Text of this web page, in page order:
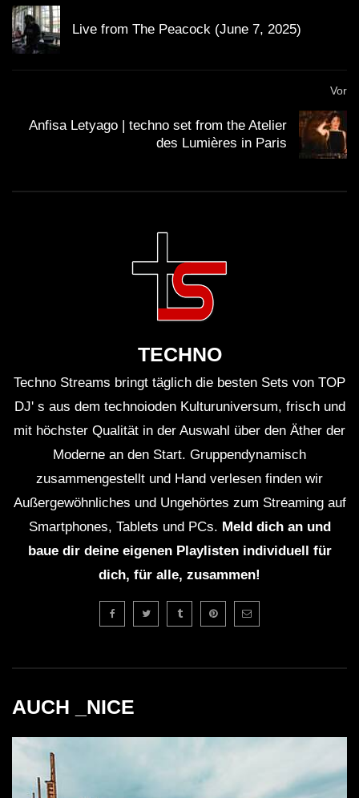
Rebekah ist bekannt für ihre fesselnden Live-
Sets und ihren einzigartigen Stil, der Elemente
Wie war die Atmosphäre während des Streams?
Die Atmosphäre war elektrisierend, unterstützt
durch die beeindruckende Location im Alten
Wie kann ich das Konzert nachträglich
Die Aufzeichnung des Streams ist in der Regel
auf der Webseite von Arte Concert oder auf
Plattformen wie YouTube verfügbar.
Welchen Einfluss hat “United We Stream” auf
der Clubkultur?
Das Projekt hat es ermöglicht, Künstler und
Clubs in der Pandemie zu unterstützen und
der Musikbranche?
Live-Streaming eröffnet neue Möglichkeiten für
Künstler, mit ihrem Publikum in Kontakt zu treten
und ihre Musik einer globalen Zuhörerschaft zu
Live from The Peacock (June 7, 2025)
Vor
Anfisa Letyago | techno set from the Atelier
des Lumières in Paris
TECHNO
Techno Streams bringt täglich die besten Sets von TOP
DJ' s aus dem technoioden Kulturuniversum, frisch und
mit höchster Qualität in der Auswahl über den Äther der
Moderne an den Start. Gruppendynamisch
zusammengestellt und Hand verlesen finden wir
Außergewöhnliches und Ungehörtes zum Streaming auf
Smartphones, Tablets und PCs. Meld dich an und
baue dir deine eigenen Playlisten individuell für
dich, für alle, zusammen!
AUCH _NICE